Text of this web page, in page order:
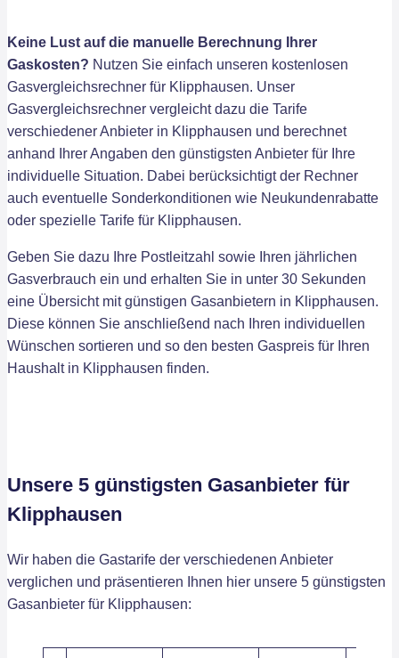
Keine Lust auf die manuelle Berechnung Ihrer
Gaskosten? Nutzen Sie einfach unseren kostenlosen
Gasvergleichsrechner für Klipphausen. Unser
Gasvergleichsrechner vergleicht dazu die Tarife
verschiedener Anbieter in Klipphausen und berechnet
anhand Ihrer Angaben den günstigsten Anbieter für Ihre
individuelle Situation. Dabei berücksichtigt der Rechner
auch eventuelle Sonderkonditionen wie Neukundenrabatte
oder spezielle Tarife für Klipphausen.
Geben Sie dazu Ihre Postleitzahl sowie Ihren jährlichen
Gasverbrauch ein und erhalten Sie in unter 30 Sekunden
eine Übersicht mit günstigen Gasanbietern in Klipphausen.
Diese können Sie anschließend nach Ihren individuellen
Wünschen sortieren und so den besten Gaspreis für Ihren
Haushalt in Klipphausen finden.
Unsere 5 günstigsten Gasanbieter für
Klipphausen
Wir haben die Gastarife der verschiedenen Anbieter
verglichen und präsentieren Ihnen hier unsere 5 günstigsten
Gasanbieter für Klipphausen: